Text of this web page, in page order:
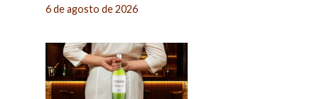
6 de agosto de 2026